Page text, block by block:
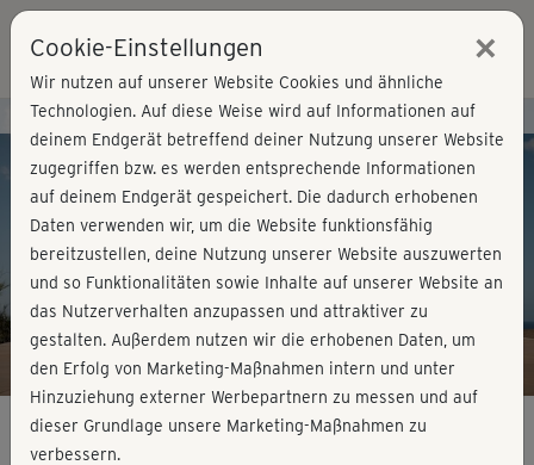
Play
Video
Kursvorschau - Jetzt mitmachen!
Cookie-Einstellungen ×
Wir nutzen auf unserer Website Cookies und ähnliche
Technologien. Auf diese Weise wird auf Informationen auf
deinem Endgerät betreffend deiner Nutzung unserer Website
zugegriffen bzw. es werden entsprechende Informationen
auf deinem Endgerät gespeichert. Die dadurch erhobenen
Daten verwenden wir, um die Website funktionsfähig
bereitzustellen, deine Nutzung unserer Website auszuwerten
und so Funktionalitäten sowie Inhalte auf unserer Website an
das Nutzerverhalten anzupassen und attraktiver zu
gestalten. Außerdem nutzen wir die erhobenen Daten, um
den Erfolg von Marketing-Maßnahmen intern und unter
Hinzuziehung externer Werbepartnern zu messen und auf
dieser Grundlage unsere Marketing-Maßnahmen zu
verbessern.